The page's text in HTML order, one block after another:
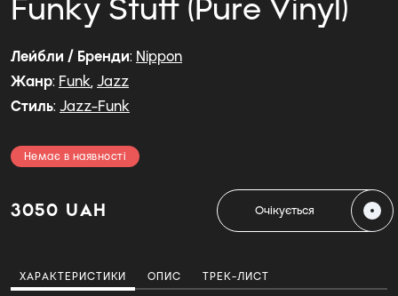
Funky Stuff (Pure Vinyl)
Лейбли / Бренди: Nippon
Жанр: Funk, Jazz
Стиль: Jazz-Funk
Немає в наявності
3050 UAH Очікується
ХАРАКТЕРИСТИКИ ОПИС ТРЕК-ЛИСТ